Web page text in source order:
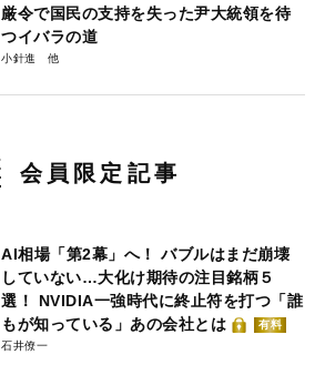
厳令で国民の支持を失った尹大統領を待
つイバラの道
小針進
会員限定記事
AI相場「第2幕」へ！ バブルはまだ崩壊
していない…大化け期待の注目銘柄５
選！ NVIDIA一強時代に終止符を打つ「誰
もが知っている」あの会社とは
有料
石井僚一